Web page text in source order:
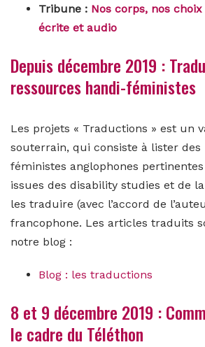
Tribune : Nos corps, nos
écrite et audio
Depuis décembre 2019 :
ressources handi-féministes
Les projets « Traductions » est un
souterrain, qui consiste à lister des
féministes anglophones
issues des disability studies et de
les traduire (avec l’accord de
francophone. Les articles traduits
notre blog :
Blog : les traductions
8 et 9 décembre 2019 :
le cadre du Téléthon